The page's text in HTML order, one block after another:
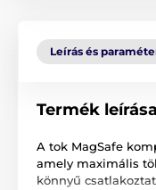
Leírás és
Termék leírása
A tok MagSafe
amely maximális
könnyű